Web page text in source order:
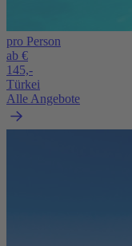
pro Person
ab €
145,-
Türkei
Alle Angebote